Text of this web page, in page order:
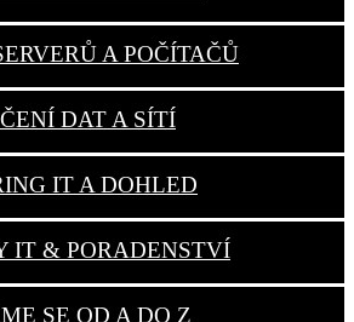
A POČÍTAČŮ
DAT A SÍTÍ
IT A DOHLED
IT & PORADENSTVÍ
SE OD A DO Z